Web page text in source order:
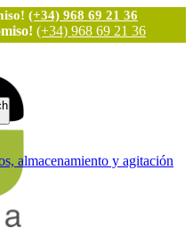
(+34) 968 69 21 36
(+34) 968 69 21 36
almacenamiento y agitación